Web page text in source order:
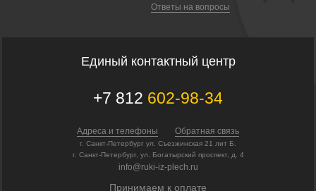
Ответы на вопросы
Единый контактный центр
+7 812 602-98-34
Адреса и телефоны Обратная связь
г. Санкт-Петербург ул. Съезжинская 21 лит Б.
г. Санкт-Петербург, ул. Богатырский проспект, д. 4
info@ruki-iz-plech.ru
Принимаем к оплате